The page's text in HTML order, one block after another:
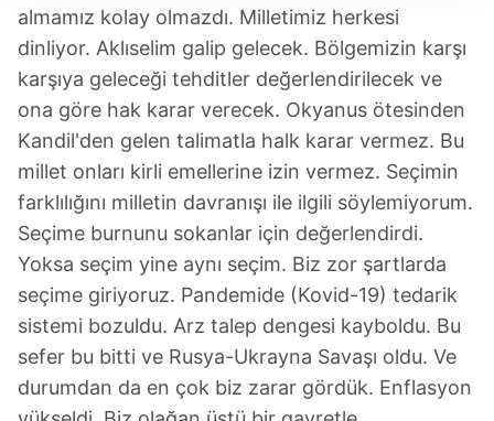
takdirde, kullanıcılara hedefli reklamlar
gösterilmeyecektir."
Sizlere daha iyi bir hizmet sunabilmek için İnternet
Sitemizde kendimize ve üçüncü kişilere ait çerezler
kullanılmaktadır. Bu çerezler vasıtasıyla çeşitli kişisel
verileriniz işlenmekte olup gerekli olan çerezler bilgi
toplumu hizmetlerinin sunulması amacıyla
kullanılmaktadır. Diğer çerezler, sitemizin daha işlevsel
kılınması ve kişiselleştirilmesi ve sizlere yönelik
reklam/pazarlama faaliyetlerinin yapılması, amaçlarıyla
sınırlı olarak açık rızanız dahilinde kullanılacaktır.
Çerezlere ilişkin tercihlerinizi aşağıda yer alan panel
vasıtasıyla belirleyebilirsiniz. Çerezlere ilişkin detaylı bilgi
için Ayarlar butonuna tıklayabilir,Çerez Bilgilendirme
almamız kolay olmazdı. Milletimiz herkesi
dinliyor. Aklıselim galip gelecek. Bölgemizin karşı
karşıya geleceği tehditler değerlendirilecek ve
ona göre hak karar verecek. Okyanus ötesinden
Kandil'den gelen talimatla halk karar vermez. Bu
millet onları kirli emellerine izin vermez. Seçimin
farklılığını milletin davranışı ile ilgili söylemiyorum.
Seçime burnunu sokanlar için değerlendirdi.
Yoksa seçim yine aynı seçim. Biz zor şartlarda
seçime giriyoruz. Pandemide (Kovid-19) tedarik
sistemi bozuldu. Arz talep dengesi kayboldu. Bu
sefer bu bitti ve Rusya-Ukrayna Savaşı oldu. Ve
durumdan da en çok biz zarar gördük. Enflasyon